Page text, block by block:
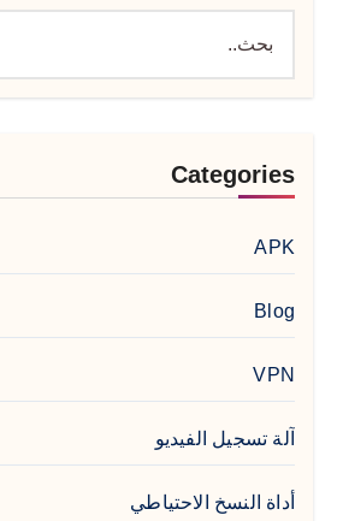
Categories
APK
Blog
VPN
آلة تسجيل الفيديو
أداة النسخ الاحتياطي